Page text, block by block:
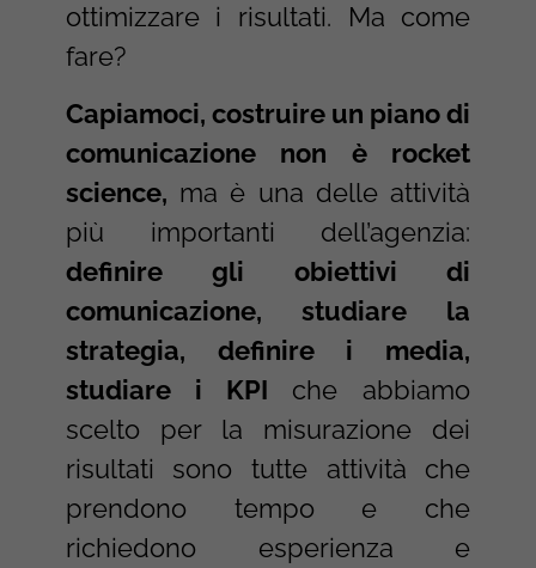
ottimizzare i risultati. Ma come
fare?
Capiamoci, costruire un piano di
comunicazione non è rocket
science, ma è una delle attività
più importanti dell’agenzia:
definire gli obiettivi di
comunicazione, studiare la
strategia, definire i media,
studiare i KPI che abbiamo
scelto per la misurazione dei
risultati sono tutte attività che
prendono tempo e che
richiedono esperienza e